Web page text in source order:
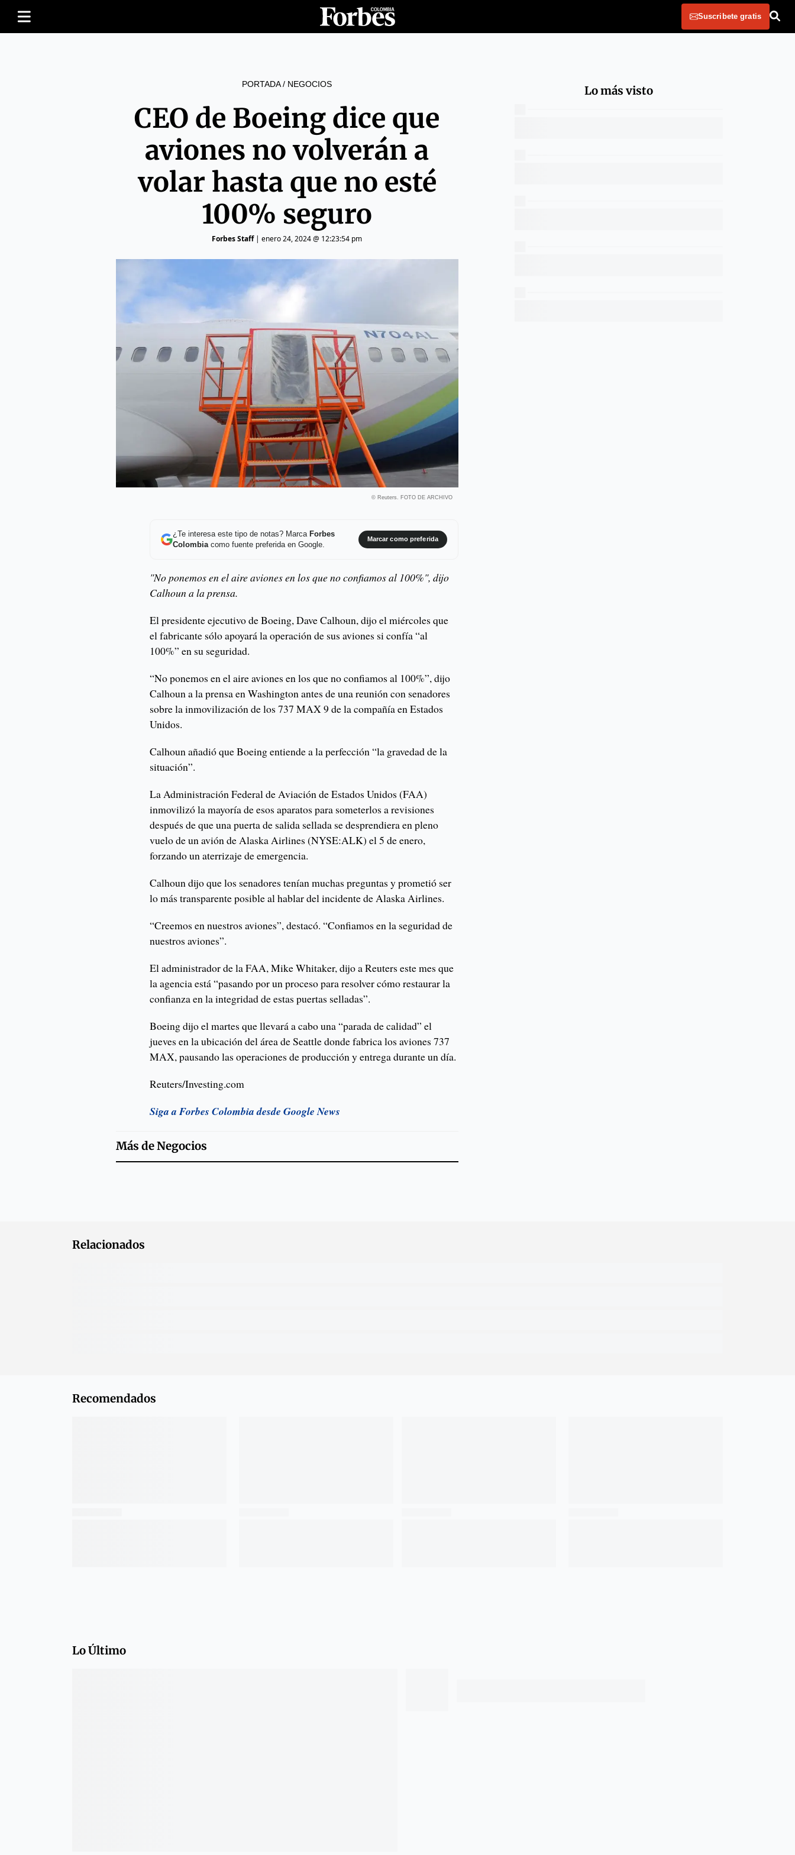
Suscribete gratis
PORTADA/ NEGOCIOS
CEO de Boeing dice que
aviones no volverán a
volar hasta que no esté
100% seguro
Forbes Staff| enero 24, 2024 @ 12:23:54 pm
© Reuters. FOTO DE ARCHIVO
¿Te interesa este tipo de notas? Marca Forbes
Colombiacomo fuente preferida en Google.
Marcar como preferida
"No ponemos en el aire aviones en los que no confiamos al 100%", dijo
Calhoun a la prensa.
El presidente ejecutivo de Boeing, Dave Calhoun, dijo el miércoles que
el fabricante sólo apoyará la operación de sus aviones si confía “al
100%” en su seguridad.
“No ponemos en el aire aviones en los que no confiamos al 100%”, dijo
Calhoun a la prensa en Washington antes de una reunión con senadores
sobre la inmovilización de los 737 MAX 9 de la compañía en Estados
Unidos.
Calhoun añadió que Boeing entiende a la perfección “la gravedad de la
situación”.
La Administración Federal de Aviación de Estados Unidos (FAA)
inmovilizó la mayoría de esos aparatos para someterlos a revisiones
después de que una puerta de salida sellada se desprendiera en pleno
vuelo de un avión de Alaska Airlines (NYSE:ALK) el 5 de enero,
forzando un aterrizaje de emergencia.
Calhoun dijo que los senadores tenían muchas preguntas y prometió ser
lo más transparente posible al hablar del incidente de Alaska Airlines.
“Creemos en nuestros aviones”, destacó. “Confiamos en la seguridad de
nuestros aviones”.
El administrador de la FAA, Mike Whitaker, dijo a Reuters este mes que
la agencia está “pasando por un proceso para resolver cómo restaurar la
confianza en la integridad de estas puertas selladas”.
Boeing dijo el martes que llevará a cabo una “parada de calidad” el
jueves en la ubicación del área de Seattle donde fabrica los aviones 737
MAX, pausando las operaciones de producción y entrega durante un día.
Reuters/Investing.com
Siga a Forbes Colombia desde Google News
Más deNegocios
Lo más visto
Relacionados
Recomendados
Lo Último